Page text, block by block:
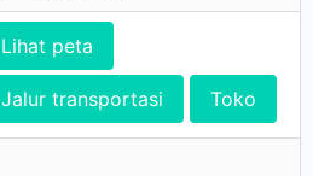
Lihat peta
Jalur transportasi Toko